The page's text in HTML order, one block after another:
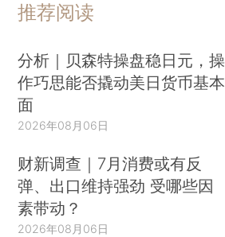
推荐阅读
分析｜贝森特操盘稳日元，操
作巧思能否撬动美日货币基本
面
2026年08月06日
财新调查｜7月消费或有反
弹、出口维持强劲 受哪些因
素带动？
2026年08月06日